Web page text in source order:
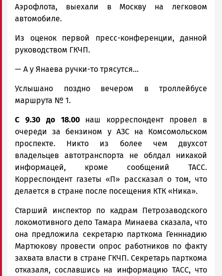
Аэрофлота, выехали в Москву на легковом
автомобиле.
Из оценок первой пресс-конференции, данной
руководством ГКЧП.
— А у Янаева ручки-то трясутся...
Услышано поздно вечером в троллейбусе
маршрута № 1.
С 9.30 до 18.00наш корреспондент провел в
очереди за бензином у АЗС на Комсомольском
проспекте. Никто из более чем двухсот
владельцев автотранспорта не облдал никакой
информацей, кроме сообщений ТАСС.
Корреспондент газеты «П» рассказал о том, что
делается в стране после посещения КТК «Ника».
Старший инспектор по кадрам Петрозаводского
локомотивного депо Тамара Минаева сказала, что
она предложила секретарю парткома Генннадию
Мартюкову провести опрос работников по факту
захвата власти в стране ГКЧП. Секретарь парткома
отказаля, сославшись на информацию ТАСС, что